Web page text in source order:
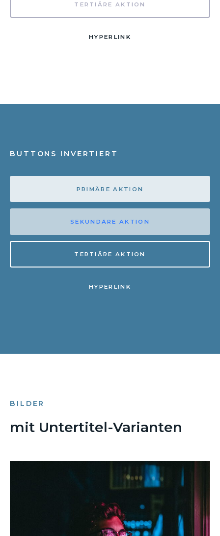
TERTIÄRE AKTION
HYPERLINK
BUTTONS INVERTIERT
PRIMÄRE AKTION
SEKUNDÄRE AKTION
TERTIÄRE AKTION
HYPERLINK
BILDER
mit Untertitel-Varianten